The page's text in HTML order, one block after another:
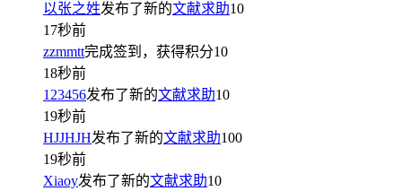
以张之姓发布了新的文献求助10
17秒前
zzmmtt完成签到，获得积分10
18秒前
123456发布了新的文献求助10
19秒前
HJJHJH发布了新的文献求助100
19秒前
Xiaoy发布了新的文献求助10